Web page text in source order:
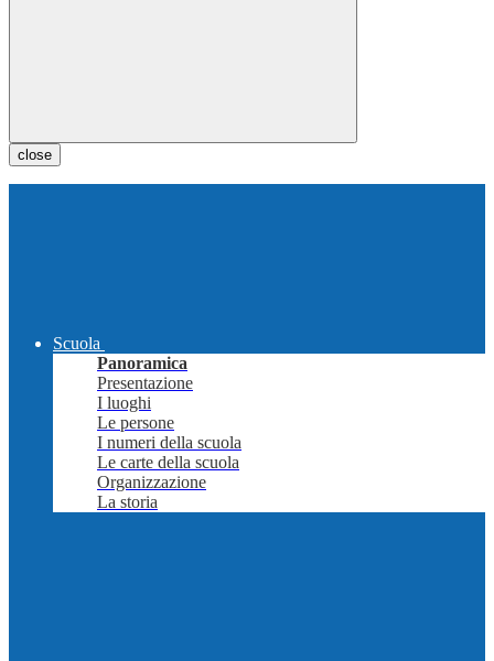
close
Scuola
Panoramica
Presentazione
I luoghi
Le persone
I numeri della scuola
Le carte della scuola
Organizzazione
La storia